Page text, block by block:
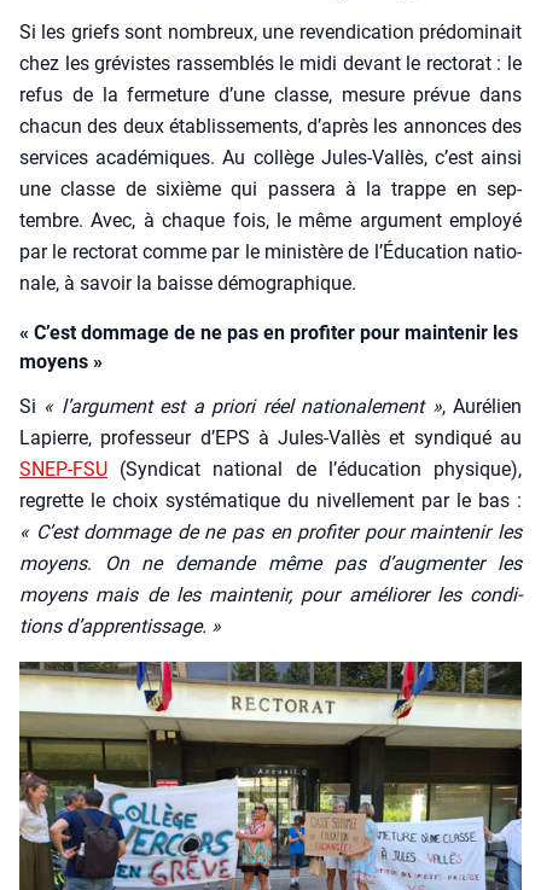
Si les griefs sont nom­breux, une reven­di­ca­tion pré­do­mi­nait
chez les gré­vistes ras­sem­blés le midi devant le rec­to­rat : le
refus de la fer­me­ture d’une classe, mesure pré­vue dans
cha­cun des deux éta­blis­se­ments, d’a­près les annonces des
ser­vices aca­dé­miques. Au col­lège Jules-Val­lès, c’est ain­si
une classe de sixième qui pas­se­ra à la trappe en sep­
tembre. Avec, à chaque fois, le même argu­ment employé
par le rec­to­rat comme par le minis­tère de l’É­du­ca­tion natio­
nale, à savoir la baisse démo­gra­phique.
« C’est dommage de ne pas en profiter pour maintenir les
moyens »
Si « l’ar­gu­ment est a prio­ri réel natio­na­le­ment », Auré­lien
Lapierre, pro­fes­seur d’EPS à Jules-Val­lès et syn­di­qué au
SNEP-FSU (Syn­di­cat natio­nal de l’é­du­ca­tion phy­sique),
regrette le choix sys­té­ma­tique du nivel­le­ment par le bas :
« C’est dom­mage de ne pas en pro­fi­ter pour main­te­nir les
moyens.
On ne demande même pas d’aug­men­ter les
moyens mais de les main­te­nir, pour amé­lio­rer les condi­
tions d’ap­pren­tis­sage. »